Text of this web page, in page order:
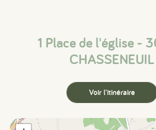
1 Place de l'église -
CHASSENEUIL
Voir l'itinéraire